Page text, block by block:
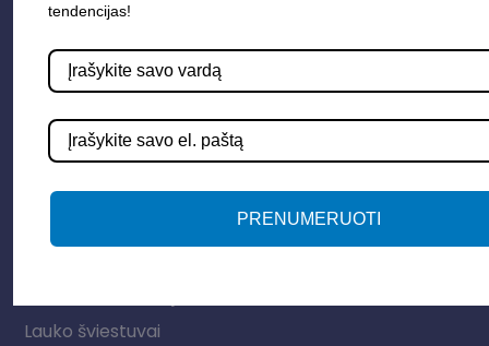
Lauko šviestuvai
tendencijas!
PRENUMERUOTI